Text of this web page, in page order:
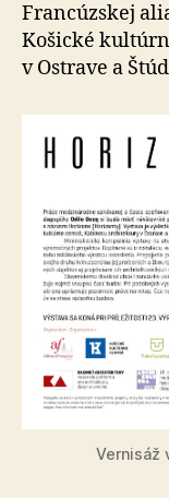
Francúzskej
Košické
v Ostrave a
Vernisáž